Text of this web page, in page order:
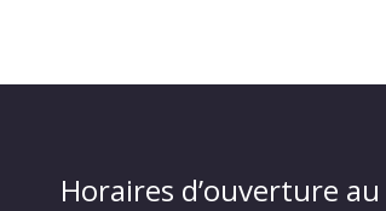
Horaires d’ouverture au